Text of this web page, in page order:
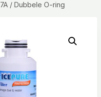
/ Dubbele O-ring